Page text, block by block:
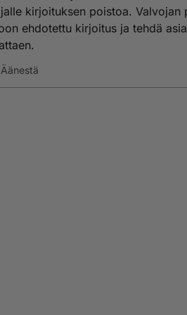
kirjoituksen poistoa. Valvojan
ehdotettu kirjoitus ja tehdä
Äänestä